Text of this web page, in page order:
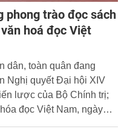
phong trào đọc sách
hoá đọc Việt
dân, toàn quân đang
Nghị quyết Đại hội XIV
lược của Bộ Chính trị;
đọc Việt Nam, ngày